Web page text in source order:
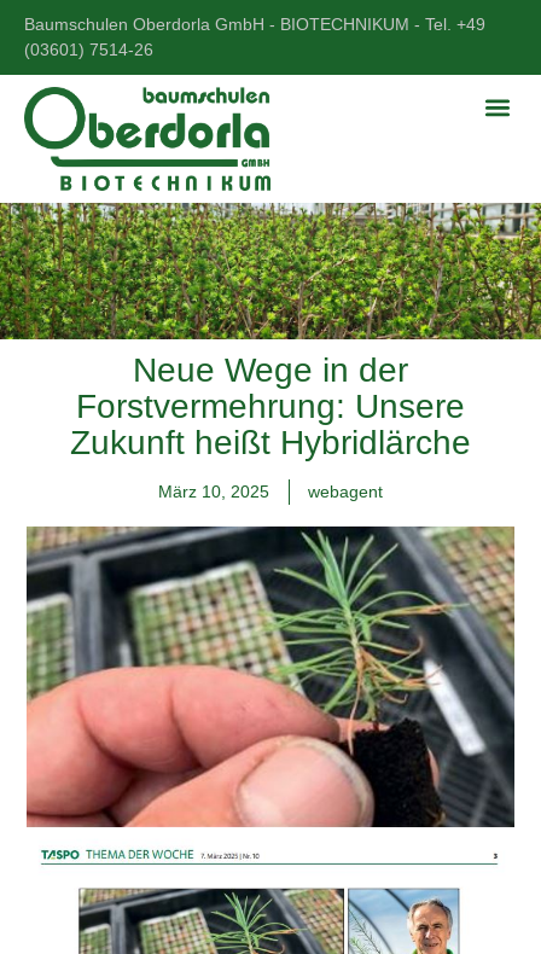
Baumschulen Oberdorla GmbH - BIOTECHNIKUM - Tel. +49
(03601) 7514-26
Neue Wege in der
Forstvermehrung: Unsere
Zukunft heißt Hybridlärche
März 10, 2025 webagent